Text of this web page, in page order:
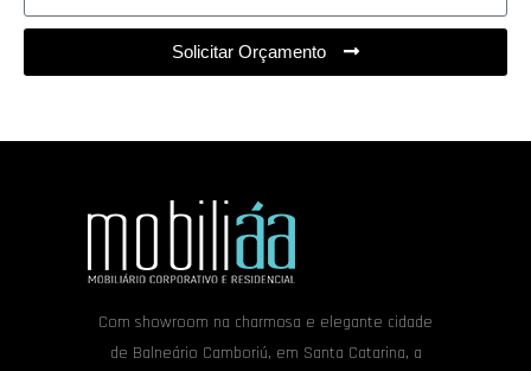
Solicitar Orçamento
Com showroom na charmosa e elegante cidade
de Balneário Camboriú, em Santa Catarina, a